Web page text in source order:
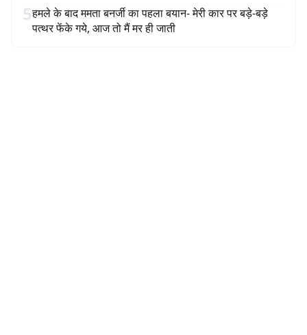
5हमले के बाद ममता बनर्जी का पहला बयान- मेरी कार पर बड़े-बड़े
पत्थर फेंके गये, आज तो मैं मर ही जाती